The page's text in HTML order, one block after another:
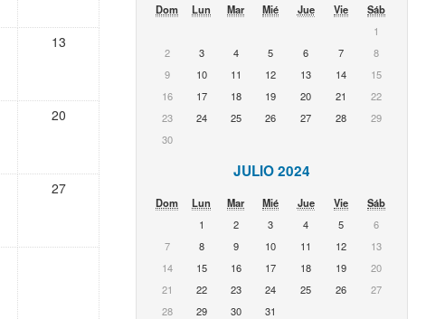
13
20
27
Dom Lun Mar Mié Jue Vie
Sáb
1
2
3 4 5 6 7
8
9
10 11 12 13 14
15
16
17 18 19 20 21
22
23
24 25 26 27 28
29
30
JULIO 2024
Dom Lun Mar Mié Jue Vie
Sáb
1
2 3 4 5
6
7
8 9 10 11 12
13
14
15 16 17 18 19
20
21
22 23 24 25 26
27
28
29 30 31